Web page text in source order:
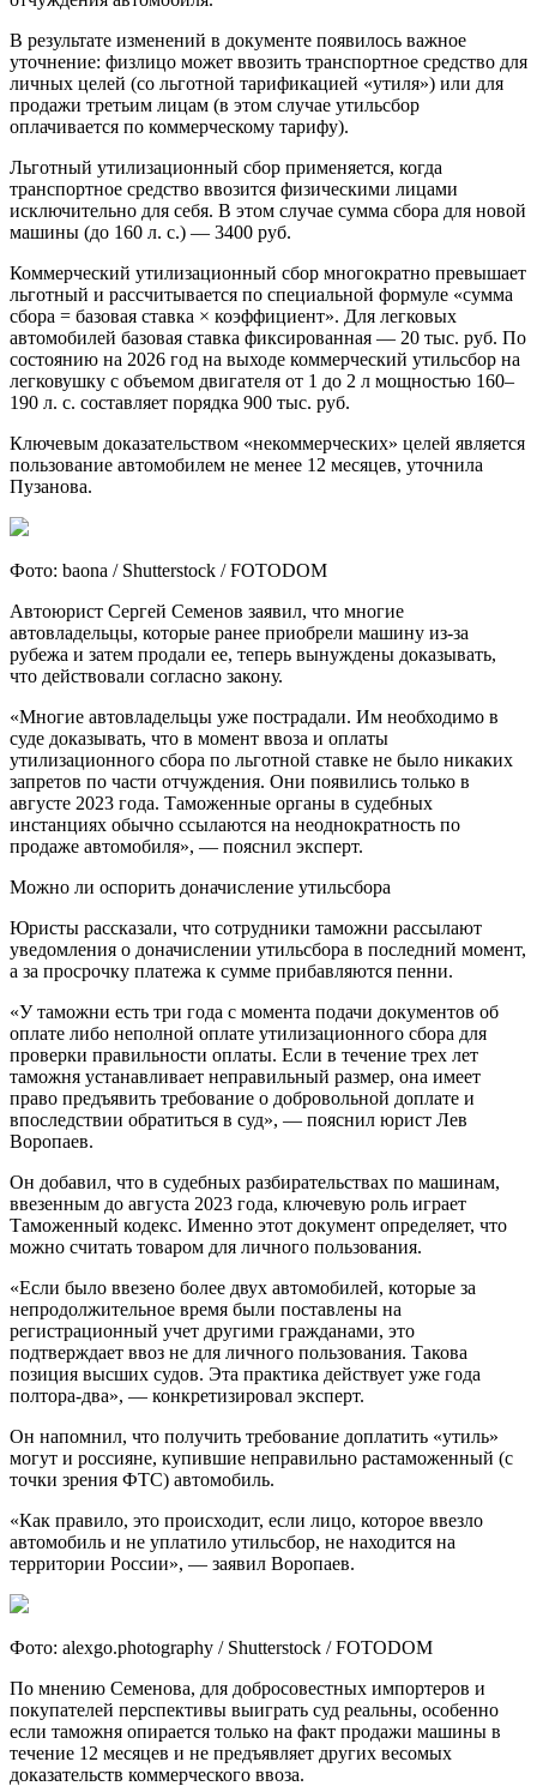
В результате изменений в документе появилось важное
уточнение: физлицо может ввозить транспортное средство для
личных целей (со льготной тарификацией «утиля») или для
продажи третьим лицам (в этом случае утильсбор
оплачивается по коммерческому тарифу).
Льготный утилизационный сбор применяется, когда
транспортное средство ввозится физическими лицами
исключительно для себя. В этом случае сумма сбора для новой
машины (до 160 л. с.) — 3400 руб.
Коммерческий утилизационный сбор многократно превышает
льготный и рассчитывается по специальной формуле «сумма
сбора = базовая ставка × коэффициент». Для легковых
автомобилей базовая ставка фиксированная — 20 тыс. руб. По
состоянию на 2026 год на выходе коммерческий утильсбор на
легковушку с объемом двигателя от 1 до 2 л мощностью 160–
190 л. с. составляет порядка 900 тыс. руб.
Ключевым доказательством «некоммерческих» целей является
пользование автомобилем не менее 12 месяцев, уточнила
Пузанова.
Фото: baona / Shutterstock / FOTODOM
Автоюрист Сергей Семенов заявил, что многие
автовладельцы, которые ранее приобрели машину из-за
рубежа и затем продали ее, теперь вынуждены доказывать,
что действовали согласно закону.
«Многие автовладельцы уже пострадали. Им необходимо в
суде доказывать, что в момент ввоза и оплаты
утилизационного сбора по льготной ставке не было никаких
запретов по части отчуждения. Они появились только в
августе 2023 года. Таможенные органы в судебных
инстанциях обычно ссылаются на неоднократность по
продаже автомобиля», — пояснил эксперт.
Можно ли оспорить доначисление утильсбора
Юристы рассказали, что сотрудники таможни рассылают
уведомления о доначислении утильсбора в последний момент,
а за просрочку платежа к сумме прибавляются пенни.
«У таможни есть три года с момента подачи документов об
оплате либо неполной оплате утилизационного сбора для
проверки правильности оплаты. Если в течение трех лет
таможня устанавливает неправильный размер, она имеет
право предъявить требование о добровольной доплате и
впоследствии обратиться в суд», — пояснил юрист Лев
Воропаев.
Он добавил, что в судебных разбирательствах по машинам,
ввезенным до августа 2023 года, ключевую роль играет
Таможенный кодекс. Именно этот документ определяет, что
можно считать товаром для личного пользования.
«Если было ввезено более двух автомобилей, которые за
непродолжительное время были поставлены на
регистрационный учет другими гражданами, это
подтверждает ввоз не для личного пользования. Такова
позиция высших судов. Эта практика действует уже года
полтора-два», — конкретизировал эксперт.
Он напомнил, что получить требование доплатить «утиль»
могут и россияне, купившие неправильно растаможенный (с
точки зрения ФТС) автомобиль.
«Как правило, это происходит, если лицо, которое ввезло
автомобиль и не уплатило утильсбор, не находится на
территории России», — заявил Воропаев.
Фото: alexgo.photography / Shutterstock / FOTODOM
По мнению Семенова, для добросовестных импортеров и
покупателей перспективы выиграть суд реальны, особенно
если таможня опирается только на факт продажи машины в
течение 12 месяцев и не предъявляет других весомых
доказательств коммерческого ввоза.